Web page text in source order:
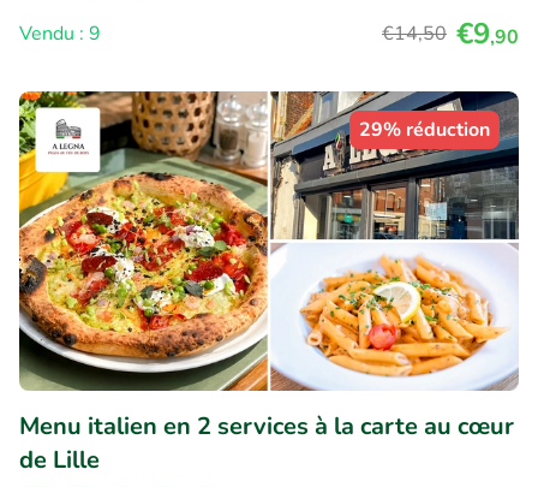
Vendu : 9
€14,50 €9,90
29% réduction
Menu italien en 2 services à la carte au cœur
de Lille